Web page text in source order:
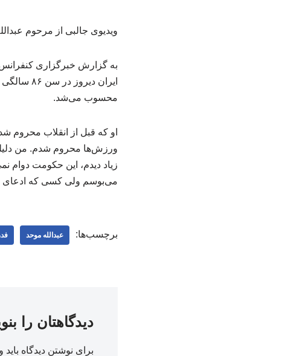
ویدیوی جالبی از مرحوم
به گزارش خبرگزاری کنفرانس
محسوب می‌شد.
او که قبل از انقلاب محروم
ورزش‌ها محروم شدم. من
زیاد دیدم، این حکومت دوام
می‌بوسم ولی کسی که ادعای
برچسب‌ها: عبدالله موحد
دیدگاهتان را
برای نوشتن دیدگاه باید